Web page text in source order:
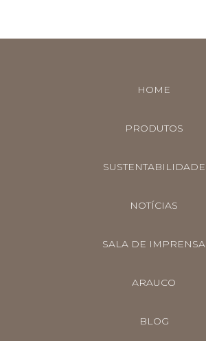
HOME
PRODUTOS
SUSTENTABILIDADE
NOTÍCIAS
SALA DE IMPRENSA
ARAUCO
BLOG